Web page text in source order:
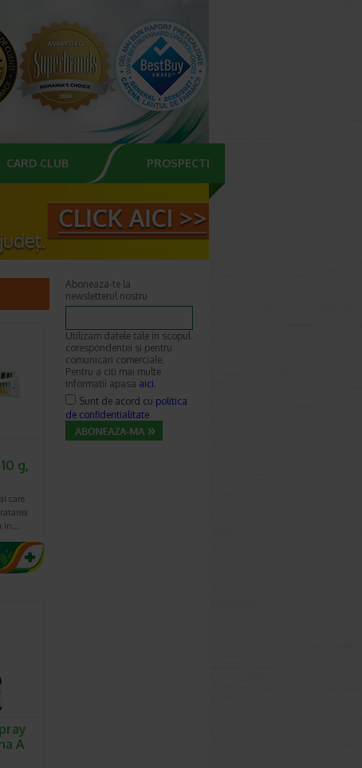
CARD CLUB PROSPECTE
g,
care
in…
A
Aboneaza-te la
newsletterul nostru
Utilizam datele tale in scopul
corespondentei si pentru
comunicari comerciale.
Pentru a citi mai multe
informatii apasa aici.
Sunt de acord cu politica
de confidentialitate